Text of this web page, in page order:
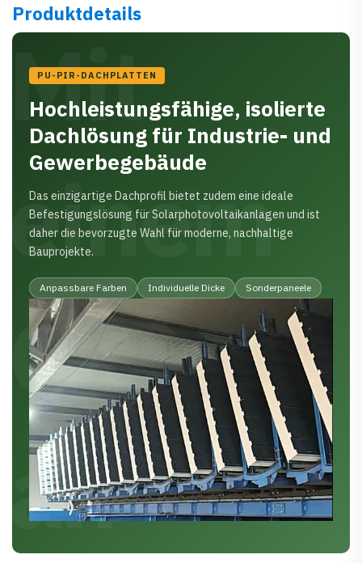
Produktdetails
Mit
einem
Gehalt
an
PU-PIR-DACHPLATTEN
Hochleistungsfähige, isolierte
Dachlösung für Industrie- und
Gewerbegebäude
Das einzigartige Dachprofil bietet zudem eine ideale
Befestigungslösung für Solarphotovoltaikanlagen und ist
daher die bevorzugte Wahl für moderne, nachhaltige
Bauprojekte.
Anpassbare Farben Individuelle Dicke Sonderpaneele